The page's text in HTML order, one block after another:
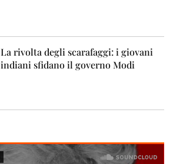
La rivolta degli scarafaggi: i giovani
indiani sfidano il governo Modi